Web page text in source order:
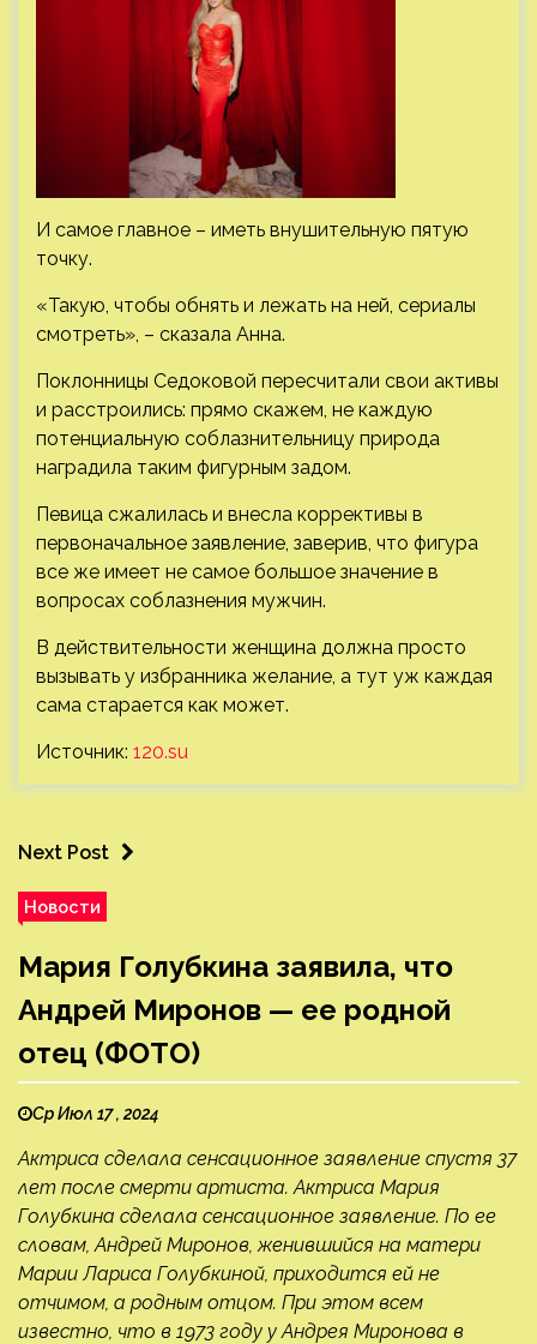
И самое главное – иметь внушительную пятую
точку.
«Такую, чтобы обнять и лежать на ней, сериалы
смотреть», – сказала Анна.
Поклонницы Седоковой пересчитали свои активы
и расстроились: прямо скажем, не каждую
потенциальную соблазнительницу природа
наградила таким фигурным задом.
Певица сжалилась и внесла коррективы в
первоначальное заявление, заверив, что фигура
все же имеет не самое большое значение в
вопросах соблазнения мужчин.
В действительности женщина должна просто
вызывать у избранника желание, а тут уж каждая
сама старается как может.
Источник: 120.su
Next Post
Новости
Мария Голубкина заявила, что
Андрей Миронов — ее родной
отец (ФОТО)
Ср Июл 17 , 2024
Актриса сделала сенсационное заявление спустя 37
лет после смерти артиста. Актриса Мария
Голубкина сделала сенсационное заявление. По ее
словам, Андрей Миронов, женившийся на матери
Марии Лариса Голубкиной, приходится ей не
отчимом, а родным отцом. При этом всем
известно, что в 1973 году у Андрея Миронова в